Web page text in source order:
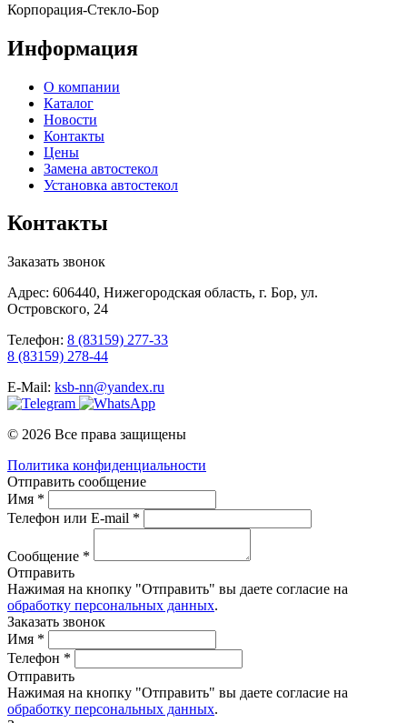
Корпорация-Стекло-Бор
Информация
О компании
Каталог
Новости
Контакты
Цены
Замена автостекол
Установка автостекол
Контакты
Заказать звонок
Адрес: 606440, Нижегородская область, г. Бор, ул.
Островского, 24
Телефон: 8 (83159) 277-33
8 (83159) 278-44
E-Mail: ksb-nn@yandex.ru
© 2026 Все права защищены
Политика конфиденциальности
Отправить сообщение
Имя *
Телефон или E-mail *
Сообщение *
Отправить
Нажимая на кнопку "Отправить" вы даете согласие на
обработку персональных данных.
Заказать звонок
Имя *
Телефон *
Отправить
Нажимая на кнопку "Отправить" вы даете согласие на
обработку персональных данных.